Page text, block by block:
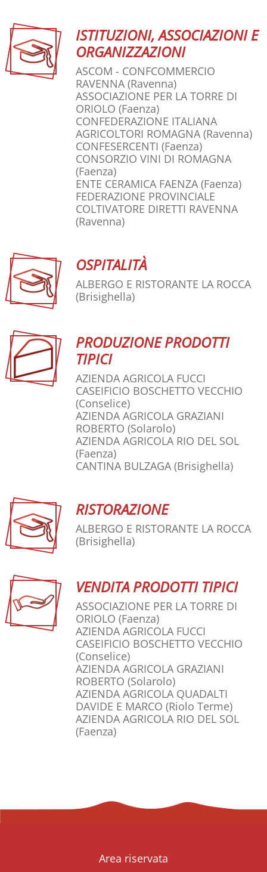
ISTITUZIONI, ASSOCIAZIONI E
ORGANIZZAZIONI
ASCOM - CONFCOMMERCIO
RAVENNA (Ravenna)
ASSOCIAZIONE PER LA TORRE DI
ORIOLO (Faenza)
CONFEDERAZIONE ITALIANA
AGRICOLTORI ROMAGNA (Ravenna)
CONFESERCENTI (Faenza)
CONSORZIO VINI DI ROMAGNA
(Faenza)
ENTE CERAMICA FAENZA (Faenza)
FEDERAZIONE PROVINCIALE
COLTIVATORE DIRETTI RAVENNA
(Ravenna)
OSPITALITÀ
ALBERGO E RISTORANTE LA ROCCA
(Brisighella)
PRODUZIONE PRODOTTI
TIPICI
AZIENDA AGRICOLA FUCCI
CASEIFICIO BOSCHETTO VECCHIO
(Conselice)
AZIENDA AGRICOLA GRAZIANI
ROBERTO (Solarolo)
AZIENDA AGRICOLA RIO DEL SOL
(Faenza)
CANTINA BULZAGA (Brisighella)
RISTORAZIONE
ALBERGO E RISTORANTE LA ROCCA
(Brisighella)
VENDITA PRODOTTI TIPICI
ASSOCIAZIONE PER LA TORRE DI
ORIOLO (Faenza)
AZIENDA AGRICOLA FUCCI
CASEIFICIO BOSCHETTO VECCHIO
(Conselice)
AZIENDA AGRICOLA GRAZIANI
ROBERTO (Solarolo)
AZIENDA AGRICOLA QUADALTI
DAVIDE E MARCO (Riolo Terme)
AZIENDA AGRICOLA RIO DEL SOL
(Faenza)
Area riservata